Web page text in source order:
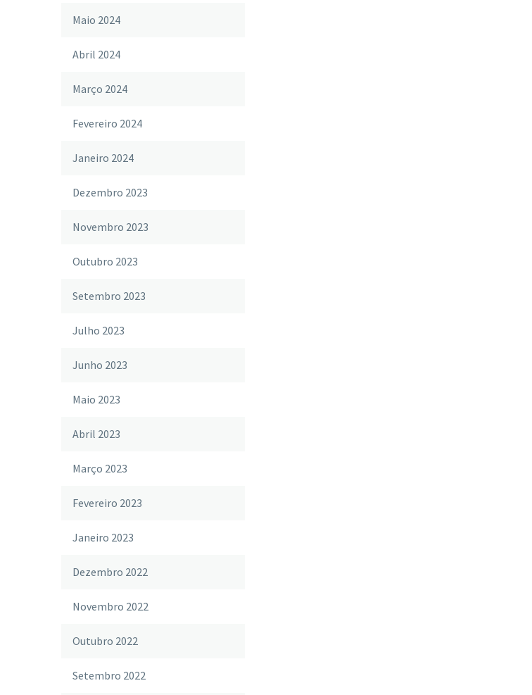
Maio 2024
Abril 2024
Março 2024
Fevereiro 2024
Janeiro 2024
Dezembro 2023
Novembro 2023
Outubro 2023
Setembro 2023
Julho 2023
Junho 2023
Maio 2023
Abril 2023
Março 2023
Fevereiro 2023
Janeiro 2023
Dezembro 2022
Novembro 2022
Outubro 2022
Setembro 2022